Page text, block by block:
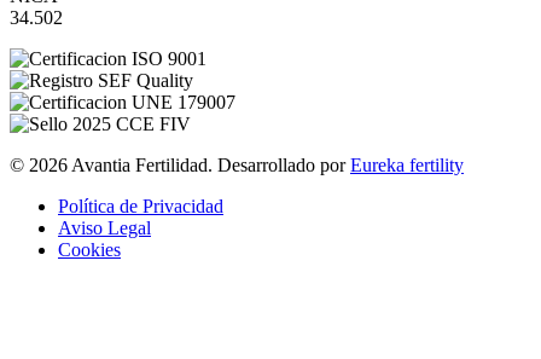
34.502
© 2026 Avantia Fertilidad. Desarrollado porEureka fertility
Política de Privacidad
Aviso Legal
Cookies